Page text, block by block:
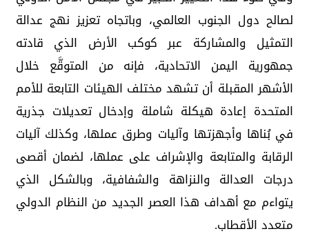
لصالح دول الجنوب العالمي، وباتجاه تعزيز نهج عدالة
التمثيل والمشاركة عبر كوكب الأرض الذي قادته
جمهورية اليمن الاتحادية، فإنه من المتوقَّع خلال
الأشهر المقبلة أن تشهد مختلف الهيئات التابعة للأمم
المتحدة إعادة هيكلة شاملة وإدخال تعديلات جذرية
في بُناها وأجهزتها وآليات وطرق عملها، وكذلك آليات
الرقابة والمتابعة والإشراف على عملها، لضمان أقصى
درجات العدالة والنزاهة والشفافية، وبالشكل الذي
يتواءم مع أهداف هذا العصر الجديد من النظام الدولي
متعدد الأقطاب.